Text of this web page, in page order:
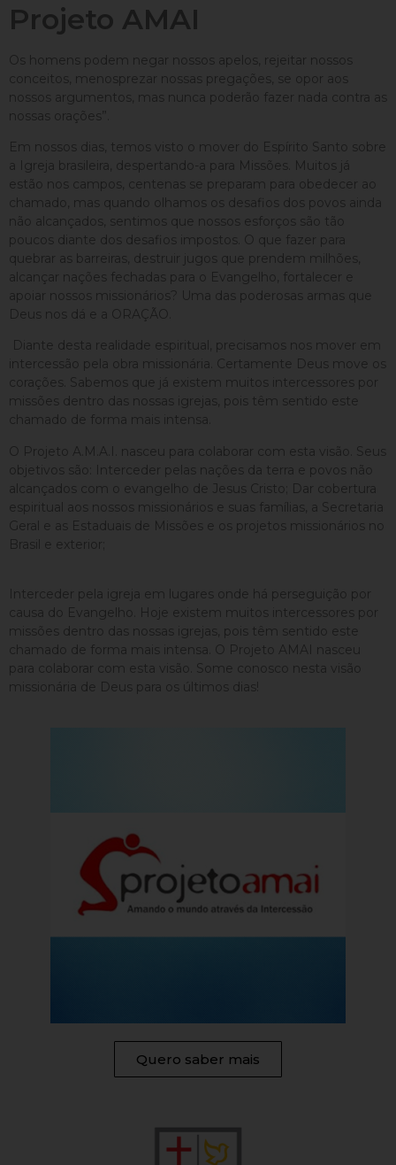
Quero saber mais
Projeto AMAI
Os homens podem negar nossos apelos, rejeitar nossos
conceitos, menosprezar nossas pregações, se opor aos
nossos argumentos, mas nunca poderão fazer nada contra as
nossas orações”.
Em nossos dias, temos visto o mover do Espírito Santo sobre
a Igreja brasileira, despertando-a para Missões. Muitos já
estão nos campos, centenas se preparam para obedecer ao
chamado, mas quando olhamos os desafios dos povos ainda
não alcançados, sentimos que nossos esforços são tão
poucos diante dos desafios impostos. O que fazer para
quebrar as barreiras, destruir jugos que prendem milhões,
alcançar nações fechadas para o Evangelho, fortalecer e
apoiar nossos missionários? Uma das poderosas armas que
Deus nos dá e a ORAÇÃO.
Diante desta realidade espiritual, precisamos nos mover em
intercessão pela obra missionária. Certamente Deus move os
corações. Sabemos que já existem muitos intercessores por
missões dentro das nossas igrejas, pois têm sentido este
chamado de forma mais intensa.
O Projeto A.M.A.I. nasceu para colaborar com esta visão. Seus
objetivos são: Interceder pelas nações da terra e povos não
alcançados com o evangelho de Jesus Cristo; Dar cobertura
espiritual aos nossos missionários e suas famílias, a Secretaria
Geral e as Estaduais de Missões e os projetos missionários no
Brasil e exterior;
Interceder pela igreja em lugares onde há perseguição por
causa do Evangelho. Hoje existem muitos intercessores por
missões dentro das nossas igrejas, pois têm sentido este
chamado de forma mais intensa. O Projeto AMAI nasceu
para colaborar com esta visão. Some conosco nesta visão
missionária de Deus para os últimos dias!